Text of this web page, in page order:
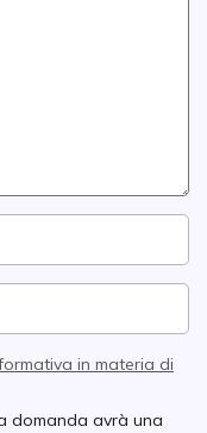
in materia di
domanda avrà una